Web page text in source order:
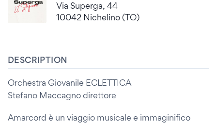
Via Superga, 44
10042 Nichelino (TO)
DESCRIPTION
Orchestra Giovanile ECLETTICA
Stefano Maccagno direttore
Amarcord è un viaggio musicale e immaginifico